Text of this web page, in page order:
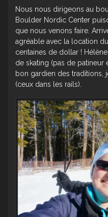
Nous nous dirigeons au
Boulder Nordic Center
que nous venons faire.
agréable avec la location
centaines de dollar !
de skating (pas de patineur
bon gardien des traditions,
(ceux dans les rails).